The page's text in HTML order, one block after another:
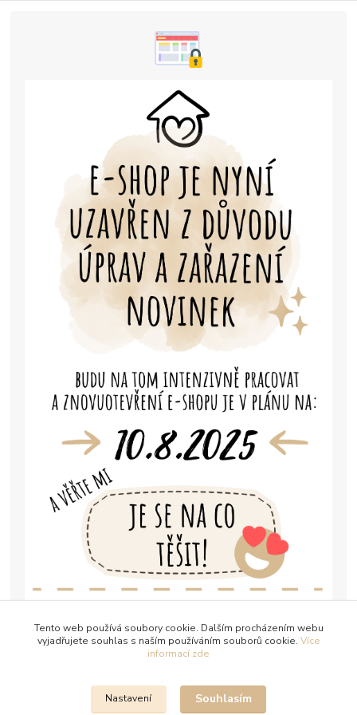
Tento web používá soubory cookie. Dalším procházením webu
vyjadřujete souhlas s naším používáním souborů cookie. Více
informací zde
Nastavení Souhlasím